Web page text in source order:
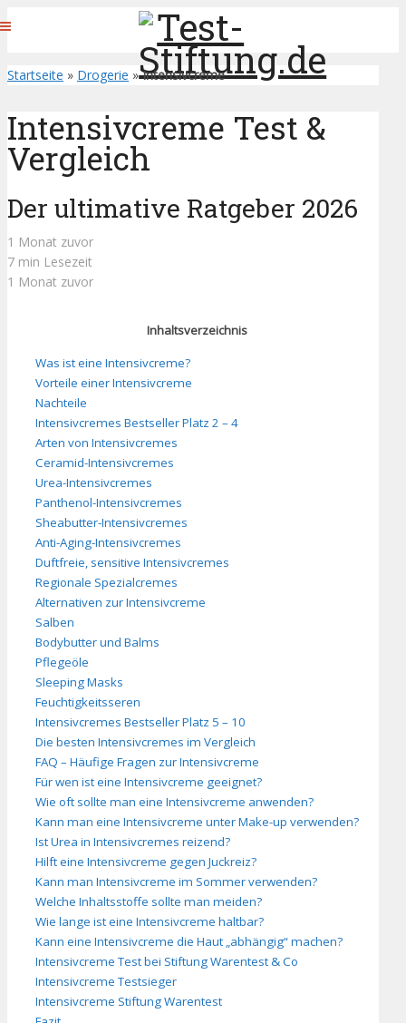
Startseite » Drogerie »Intensivcreme
Intensivcreme Test &
Vergleich
Der ultimative Ratgeber 2026
1 Monat zuvor
7 min Lesezeit
1 Monat zuvor
Inhaltsverzeichnis
Was ist eine Intensivcreme?
Vorteile einer Intensivcreme
Nachteile
Intensivcremes Bestseller Platz 2 – 4
Arten von Intensivcremes
Ceramid-Intensivcremes
Urea-Intensivcremes
Panthenol-Intensivcremes
Sheabutter-Intensivcremes
Anti-Aging-Intensivcremes
Duftfreie, sensitive Intensivcremes
Regionale Spezialcremes
Alternativen zur Intensivcreme
Salben
Bodybutter und Balms
Pflegeöle
Sleeping Masks
Feuchtigkeitsseren
Intensivcremes Bestseller Platz 5 – 10
Die besten Intensivcremes im Vergleich
FAQ – Häufige Fragen zur Intensivcreme
Für wen ist eine Intensivcreme geeignet?
Wie oft sollte man eine Intensivcreme anwenden?
Kann man eine Intensivcreme unter Make-up verwenden?
Ist Urea in Intensivcremes reizend?
Hilft eine Intensivcreme gegen Juckreiz?
Kann man Intensivcreme im Sommer verwenden?
Welche Inhaltsstoffe sollte man meiden?
Wie lange ist eine Intensivcreme haltbar?
Kann eine Intensivcreme die Haut „abhängig“ machen?
Intensivcreme Test bei Stiftung Warentest & Co
Intensivcreme Testsieger
Intensivcreme Stiftung Warentest